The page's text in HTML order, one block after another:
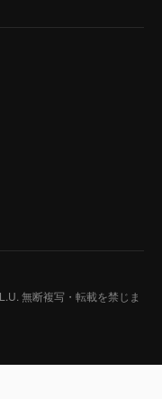
無断複写・転載を禁じま